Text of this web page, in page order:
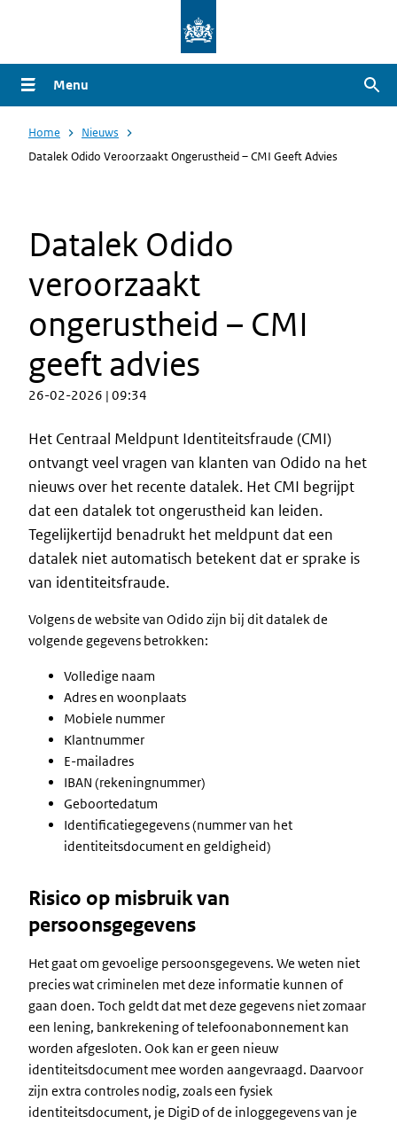
naar
de
gaan
Menu
Home
Nieuws
Datalek Odido Veroorzaakt Ongerustheid – CMI Geeft Advies
Datalek Odido
veroorzaakt
ongerustheid – CMI
geeft advies
26-02-2026 | 09:34
Het Centraal Meldpunt Identiteitsfraude (CMI)
ontvangt veel vragen van klanten van Odido na het
nieuws over het recente datalek. Het CMI begrijpt
dat een datalek tot ongerustheid kan leiden.
Tegelijkertijd benadrukt het meldpunt dat een
datalek niet automatisch betekent dat er sprake is
van identiteitsfraude.
Volgens de website van Odido zijn bij dit datalek de
volgende gegevens betrokken:
Volledige naam
Adres en woonplaats
Mobiele nummer
Klantnummer
E-mailadres
IBAN (rekeningnummer)
Geboortedatum
Identificatiegegevens (nummer van het
identiteitsdocument en geldigheid)
Risico op misbruik van
persoonsgegevens
Het gaat om gevoelige persoonsgegevens. We weten niet
precies wat criminelen met deze informatie kunnen of
gaan doen. Toch geldt dat met deze gegevens niet zomaar
een lening, bankrekening of telefoonabonnement kan
worden afgesloten. Ook kan er geen nieuw
identiteitsdocument mee worden aangevraagd. Daarvoor
zijn extra controles nodig, zoals een fysiek
identiteitsdocument, je DigiD of de inloggegevens van je